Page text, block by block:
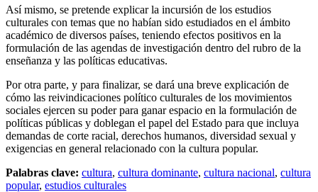
Así mismo, se pretende explicar la incursión de los estudios
culturales con temas que no habían sido estudiados en el ámbito
académico de diversos países, teniendo efectos positivos en la
formulación de las agendas de investigación dentro del rubro de la
enseñanza y las políticas educativas.
Por otra parte, y para finalizar, se dará una breve explicación de
cómo las reivindicaciones político culturales de los movimientos
sociales ejer­cen su poder para ganar espacio en la formulación de
políticas públicas y doblegan el papel del Estado para que incluya
demandas de corte racial, derechos humanos, diversidad sexual y
exigencias en general relacionado con la cultura popular.
Palabras clave: cultura, cultura dominante, cultura nacional, cultura
popular, estudios culturales